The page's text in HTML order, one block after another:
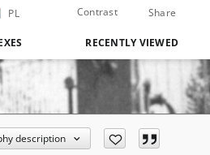
PL Contrast Share
RECENTLY VIEWED
description